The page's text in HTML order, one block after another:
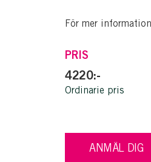
För mer
PRIS
4220:-
Ordinarie pris
ANMÄL DIG